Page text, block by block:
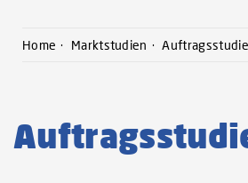
Home Marktstudien